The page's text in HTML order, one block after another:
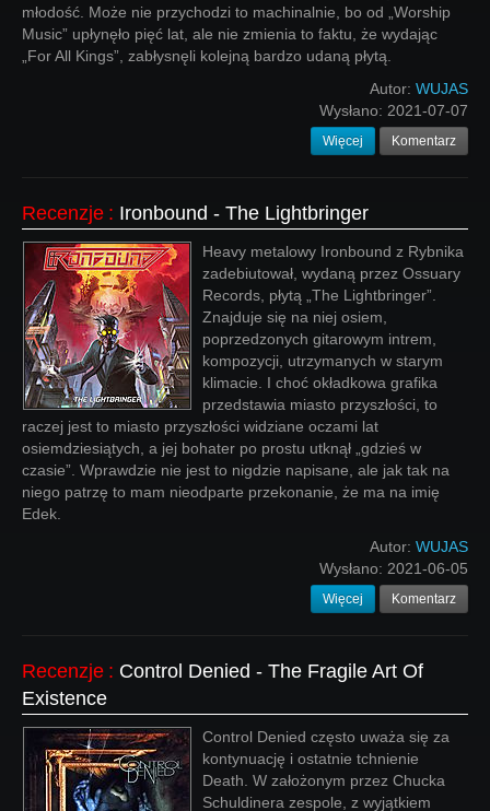
młodość. Może nie przychodzi to machinalnie, bo od „Worship
Music” upłynęło pięć lat, ale nie zmienia to faktu, że wydając
„For All Kings”, zabłysnęli kolejną bardzo udaną płytą.
Autor: WUJAS
Wysłano: 2021-07-07
Więcej Komentarz
Recenzje : Ironbound - The Lightbringer
Heavy metalowy Ironbound z Rybnika
zadebiutował, wydaną przez Ossuary
Records, płytą „The Lightbringer”.
Znajduje się na niej osiem,
poprzedzonych gitarowym intrem,
kompozycji, utrzymanych w starym
klimacie. I choć okładkowa grafika
przedstawia miasto przyszłości, to
raczej jest to miasto przyszłości widziane oczami lat
osiemdziesiątych, a jej bohater po prostu utknął „gdzieś w
czasie”. Wprawdzie nie jest to nigdzie napisane, ale jak tak na
niego patrzę to mam nieodparte przekonanie, że ma na imię
Edek.
Autor: WUJAS
Wysłano: 2021-06-05
Więcej Komentarz
Recenzje : Control Denied - The Fragile Art Of
Existence
Control Denied często uważa się za
kontynuację i ostatnie tchnienie
Death. W założonym przez Chucka
Schuldinera zespole, z wyjątkiem